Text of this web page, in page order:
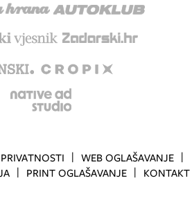
WEB OGLAŠAVANJE
PRINT OGLAŠAVANJE KONTAKT